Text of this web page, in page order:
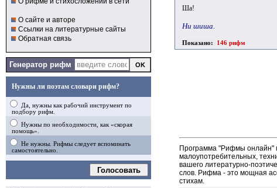
О сайте и авторе
Ссылки на литературные сайты
Обратная связь
Генератор рифм
Нужны ли поэтам словари рифм?
Да, нужны как рабочий инструмент по
подбору рифм.
Нужны по необходимости, как «скорая
помощь».
Не нужны. Рифмы следует вспоминать
самостоятельно.
Голосовать
Ша!
Ни шиша.
Показано: 146 рифм
Программа "Рифмы онлайн"
малоупотребительных,
вашего литературно-
слов. Рифма - это мощная
стихам.